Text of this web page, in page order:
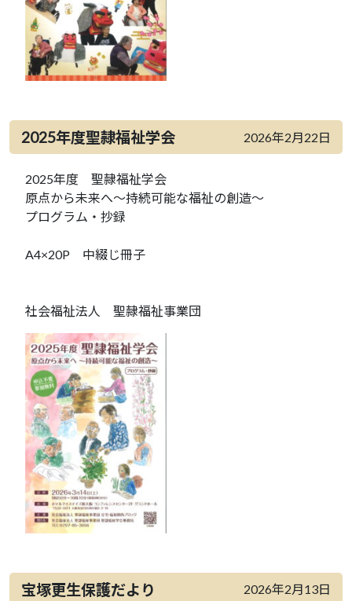
2025年度聖隷福祉学会 2026年2月22日
2025年度 聖隷福祉学会
原点から未来へ～持続可能な福祉の創造～
プログラム・抄録
A4×20P 中綴じ冊子
社会福祉法人 聖隷福祉事業団
宝塚更生保護だより 2026年2月13日